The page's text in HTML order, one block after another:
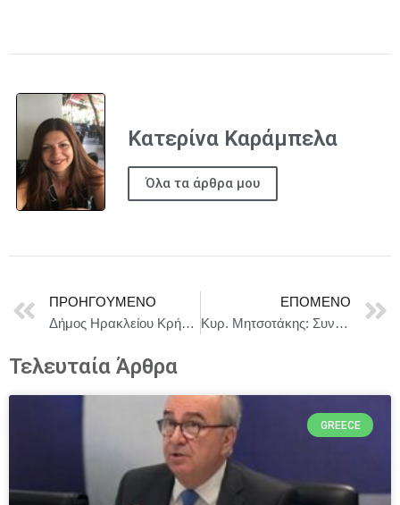
Κατερίνα Καράμπελα
Όλα τα άρθρα μου
ΠΡΟΗΓΟΎΜΕΝΟ
Δήμος Ηρακλείου Κρήτης : Η παράσταση «Αρνητικοί Χώροι» στο Κηποθέατρο «Νίκος Καζαντζάκης»
ΕΠΌΜΕΝΟ
Κυρ. Μητσοτάκης: Συνεχίζουμε να ενισχύουμε την οικονομία με μεταρρυθμίσεις και επενδύσεις
Τελευταία Άρθρα
GREECE